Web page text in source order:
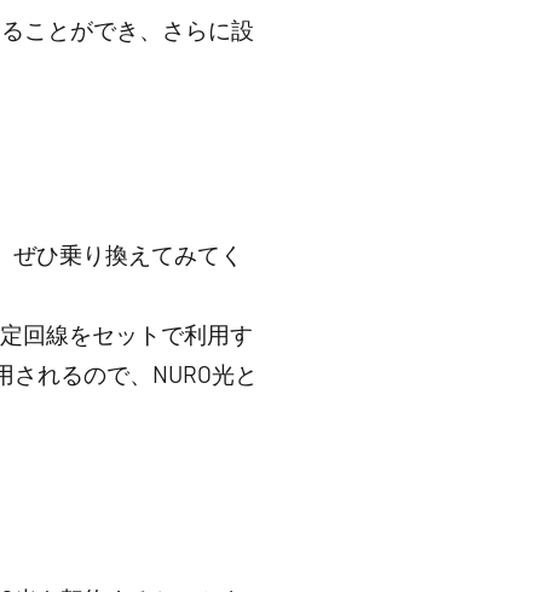
ことができ、さらに設
ぜひ乗り換えてみてく
回線をセットで利用す
れるので、NURO光と